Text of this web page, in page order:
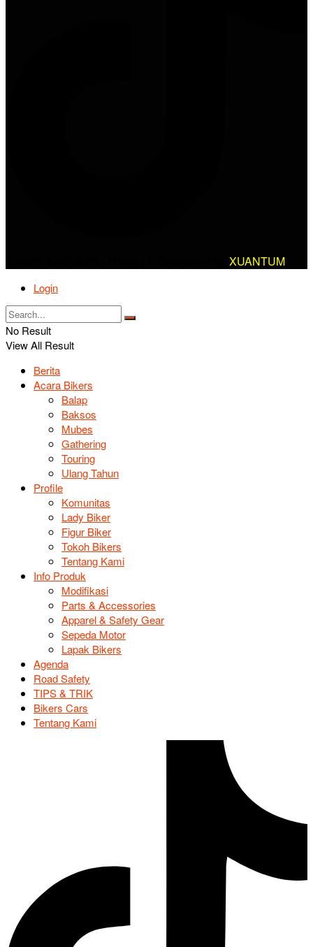
XUANTUM
Login
No Result
View All Result
Berita
Acara Bikers
Balap
Baksos
Mubes
Gathering
Touring
Ulang Tahun
Profile
Komunitas
Lady Biker
Figur Biker
Tokoh Bikers
Tentang Kami
Info Produk
Modifikasi
Parts & Accessories
Apparel & Safety Gear
Sepeda Motor
Lapak Bikers
Agenda
Road Safety
TIPS & TRIK
Bikers Cars
Tentang Kami